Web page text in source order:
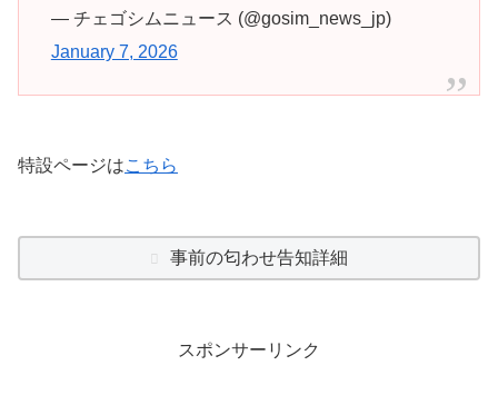
— チェゴシムニュース (@gosim_news_jp)
January 7, 2026
特設ページはこちら
事前の匂わせ告知詳細
スポンサーリンク